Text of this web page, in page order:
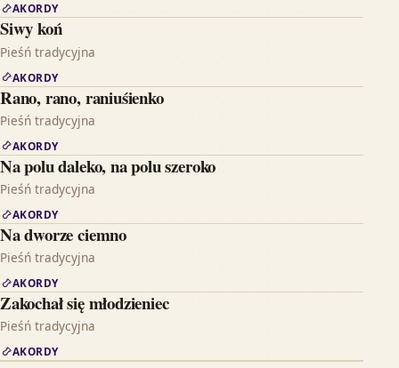
AKORDY
Siwy koń
Pieśń tradycyjna
AKORDY
Rano, rano, raniuśienko
Pieśń tradycyjna
AKORDY
Na polu daleko, na polu szeroko
Pieśń tradycyjna
AKORDY
Na dworze ciemno
Pieśń tradycyjna
AKORDY
Zakochał się młodzieniec
Pieśń tradycyjna
AKORDY